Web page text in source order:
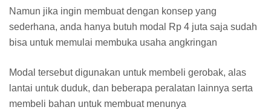
Namun jika ingin membuat dengan konsep yang
sederhana, anda hanya butuh modal Rp 4 juta saja sudah
bisa untuk memulai membuka usaha angkringan
Modal tersebut digunakan untuk membeli gerobak, alas
lantai untuk duduk, dan beberapa peralatan lainnya serta
membeli bahan untuk membuat menunya